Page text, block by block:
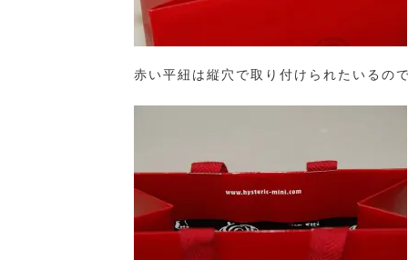
赤い平紐は縦穴で取り付けられたいるの